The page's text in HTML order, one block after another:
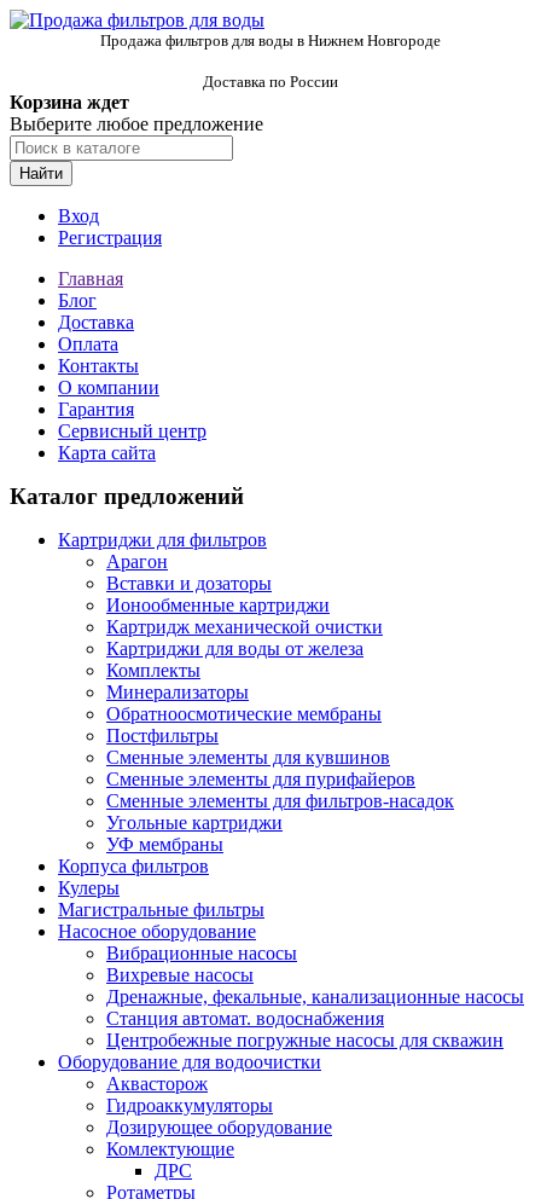
Продажа фильтров для воды в Нижнем Новгороде
Доставка по России
Корзина ждет
Выберите любое предложение
Найти
Вход
Регистрация
Главная
Блог
Доставка
Оплата
Контакты
О компании
Гарантия
Сервисный центр
Карта сайта
Каталог предложений
Картриджи для фильтров
Арагон
Вставки и дозаторы
Ионообменные картриджи
Картридж механической очистки
Картриджи для воды от железа
Комплекты
Минерализаторы
Обратноосмотические мембраны
Постфильтры
Сменные элементы для кувшинов
Сменные элементы для пурифайеров
Сменные элементы для фильтров-насадок
Угольные картриджи
УФ мембраны
Корпуса фильтров
Кулеры
Магистральные фильтры
Насосное оборудование
Вибрационные насосы
Вихревые насосы
Дренажные, фекальные, канализационные насосы
Станция автомат. водоснабжения
Центробежные погружные насосы для скважин
Оборудование для водоочистки
Аквасторож
Гидроаккумуляторы
Дозирующее оборудование
Комлектующие
ДРС
Ротаметры